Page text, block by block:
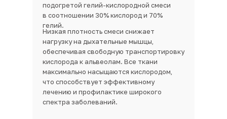
Низкая плотность смеси снижает
нагрузку на дыхательные мышцы,
обеспечивая свободную транспортировку
кислорода к альвеолам. Все ткани
максимально насыщаются кислородом,
что способствует эффективному
лечению и профилактике широкого
спектра заболеваний.
подогретой гелий-кислородной смеси
в соотношении 30% кислород и 70%
гелий.